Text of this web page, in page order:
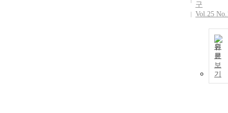
구
Vol.25
원
문
보
기